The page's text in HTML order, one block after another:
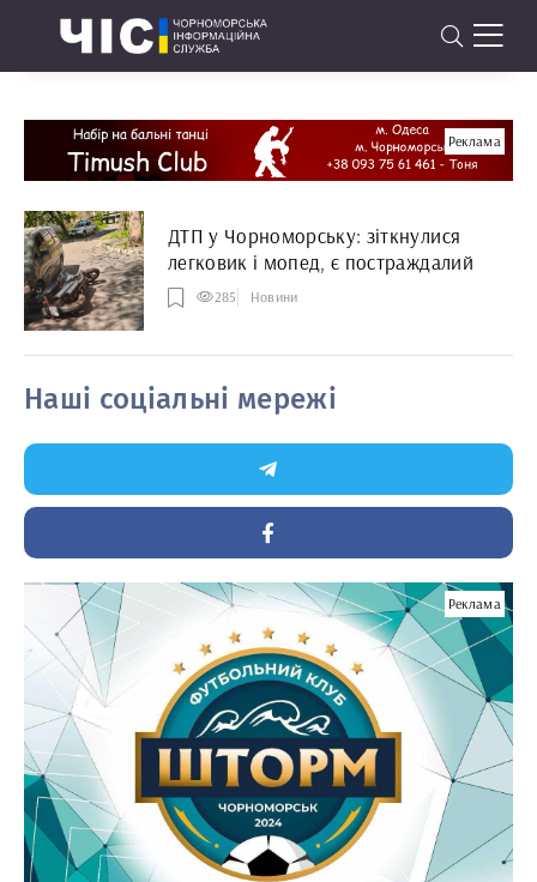
Реклама
ДТП у Чорноморську: зіткнулися
легковик і мопед, є постраждалий
285 Новини
Наші соціальні мережі
Реклама